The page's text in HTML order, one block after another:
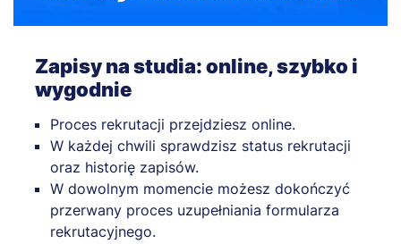
Zapisy na studia: online, szybko i
wygodnie
Proces rekrutacji przejdziesz online.
W każdej chwili sprawdzisz status rekrutacji
oraz historię zapisów.
W dowolnym momencie możesz dokończyć
przerwany proces uzupełniania formularza
rekrutacyjnego.